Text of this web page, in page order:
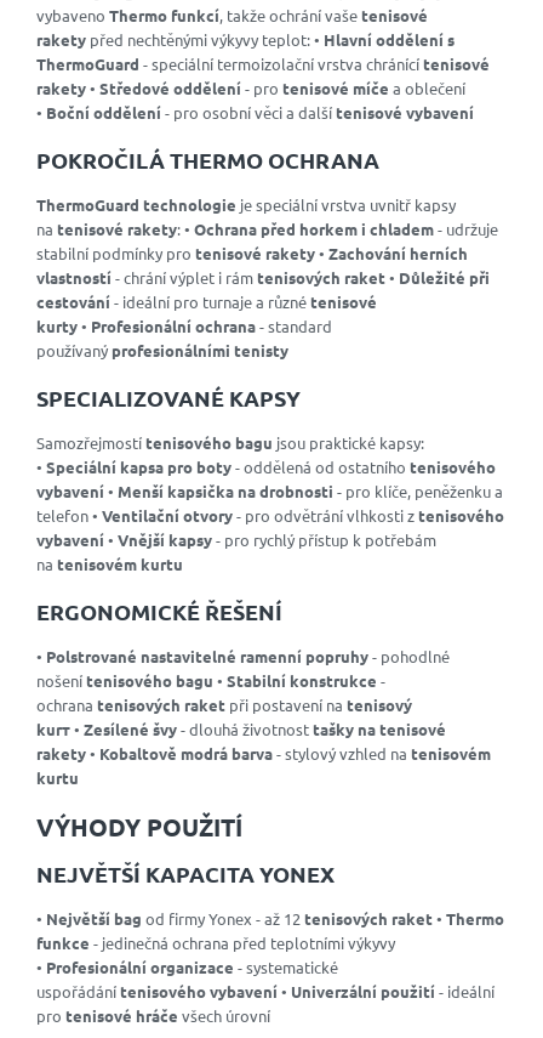
vybaveno Thermo funkcí, takže ochrání vašetenisové
rakety před nechtěnými výkyvy teplot: • Hlavní oddělení s
ThermoGuard - speciální termoizolační vrstva chránícítenisové
rakety• Středové oddělení - pro tenisové míče a oblečení
• Boční oddělení - pro osobní věci a dalšítenisové vybavení
POKROČILÁ THERMO OCHRANA
ThermoGuard technologie je speciální vrstva uvnitř kapsy
na tenisové rakety: • Ochrana před horkem i chladem- udržuje
stabilní podmínky pro tenisové rakety• Zachování herních
vlastností - chrání výplet i rámtenisových raket• Důležité při
cestování - ideální pro turnaje a různétenisové
kurty• Profesionální ochrana- standard
používaný profesionálními tenisty
SPECIALIZOVANÉ KAPSY
Samozřejmostítenisového bagu jsou praktické kapsy:
• Speciální kapsa pro boty- oddělená od ostatního tenisového
vybavení • Menší kapsička na drobnosti - pro klíče, peněženku a
telefon • Ventilační otvory- pro odvětrání vlhkosti ztenisového
vybavení • Vnější kapsy- pro rychlý přístup k potřebám
na tenisovém kurtu
ERGONOMICKÉ ŘEŠENÍ
• Polstrované nastavitelné ramenní popruhy- pohodlné
nošenítenisového bagu • Stabilní konstrukce -
ochrana tenisových raket při postavení na tenisový
kurт• Zesílené švy- dlouhá životnosttašky na tenisové
rakety• Kobaltově modrá barva- stylový vzhled na tenisovém
kurtu
VÝHODY POUŽITÍ
NEJVĚTŠÍ KAPACITA YONEX
• Největší bag od firmy Yonex - až 12 tenisových raket• Thermo
funkce - jedinečná ochrana před teplotními výkyvy
• Profesionální organizace - systematické
uspořádánítenisového vybavení • Univerzální použití - ideální
pro tenisové hráče všech úrovní